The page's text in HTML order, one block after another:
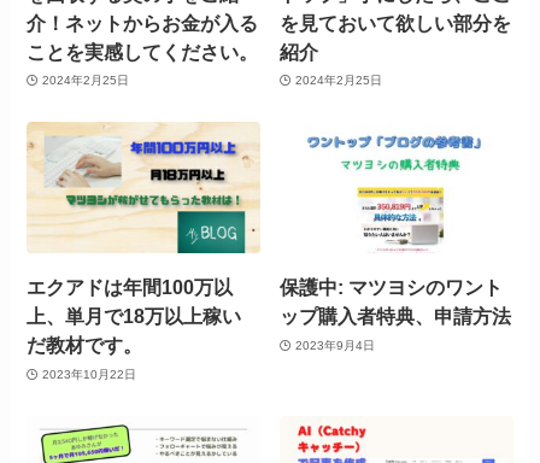
介！ネットからお金が入る
ことを実感してください。
2024年2月25日
を見ておいて欲しい部分を
紹介
2024年2月25日
エクアドは年間100万以
上、単月で18万以上稼い
だ教材です。
2023年10月22日
保護中: マツヨシのワント
ップ購入者特典、申請方法
2023年9月4日